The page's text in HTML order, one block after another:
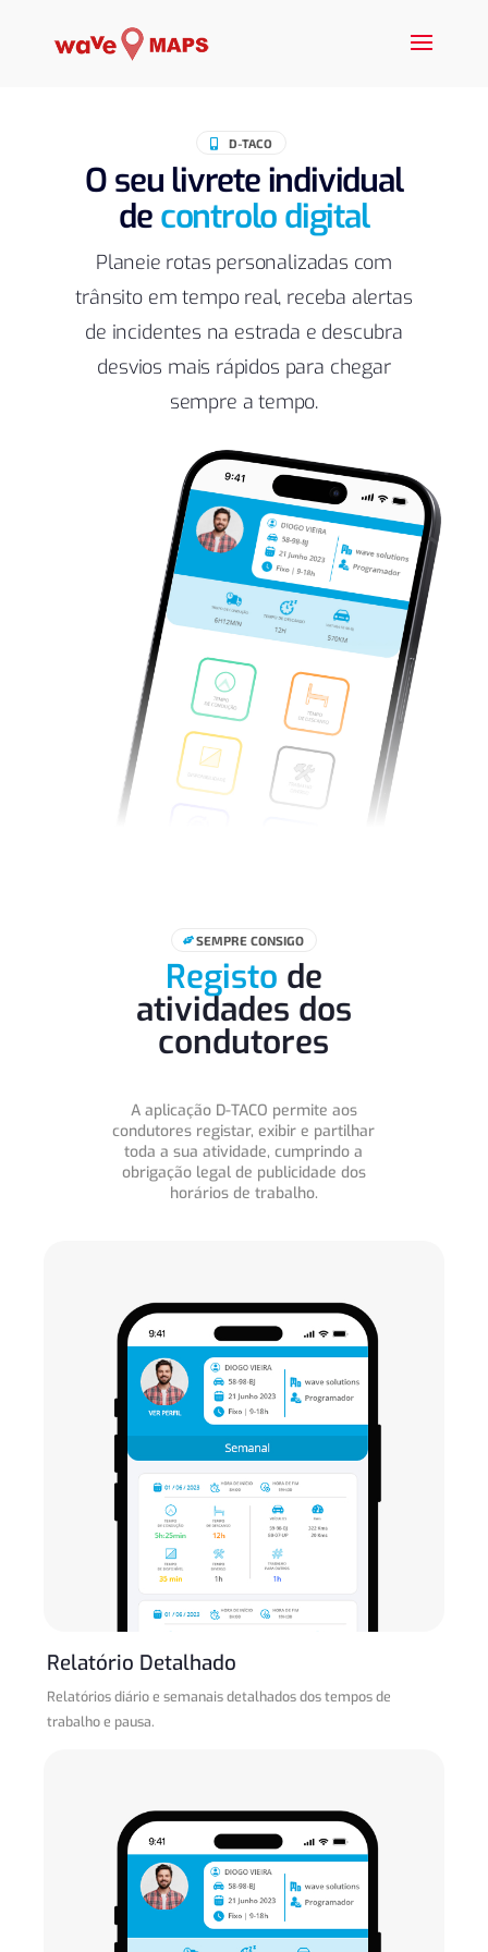
D-TACO
O seu livrete individual
de controlo digital
Planeie rotas personalizadas com
trânsito em tempo real, receba alertas
de incidentes na estrada e descubra
desvios mais rápidos para chegar
sempre a tempo.
 SEMPRE CONSIGO
Registo de
atividades dos
condutores
A aplicação D-TACO permite aos
condutores registar, exibir e partilhar
toda a sua atividade, cumprindo a
obrigação legal de publicidade dos
horários de trabalho.
Relatório Detalhado
Relatórios diário e semanais detalhados dos tempos de
trabalho e pausa.